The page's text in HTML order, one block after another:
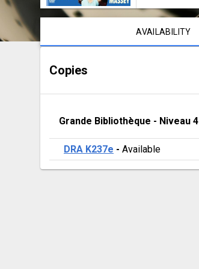
AVAILABILITY
Copies
Grande Bibliothèque - Niveau 4
DRA K237e - Available